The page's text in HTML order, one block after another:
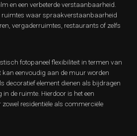
en een verbeterde verstaanbaarheid.
ruimtes waar spraakverstaanbaarheid
vergaderruimtes, restaurants of zelfs
fotopaneel flexibiliteit in termen van
kan eenvoudig aan de muur worden
decoratief element dienen als bijdragen
de ruimte. Hierdoor is het een
residentiële als commerciële